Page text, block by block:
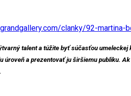
clanky/92-
talent a túžite byť súčasťou
úroveň a prezentovať ju širšiemu publiku.